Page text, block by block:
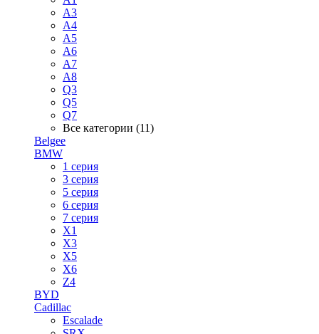
A3
A4
A5
A6
A7
A8
Q3
Q5
Q7
Все категории (11)
Belgee
BMW
1 серия
3 серия
5 серия
6 серия
7 серия
X1
X3
X5
X6
Z4
BYD
Cadillac
Escalade